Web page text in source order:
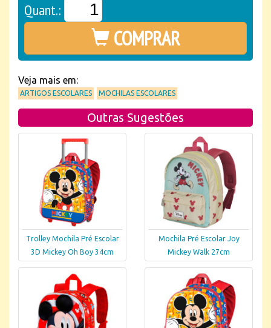
Quant.:
COMPRAR
Veja mais em:
ARTIGOS ESCOLARES MOCHILAS ESCOLARES
Outras Sugestões
Trolley Mochila Pré Escolar
3D Mickey Oh Boy 34cm
Mochila Pré Escolar Joy
Mickey Walk 27cm